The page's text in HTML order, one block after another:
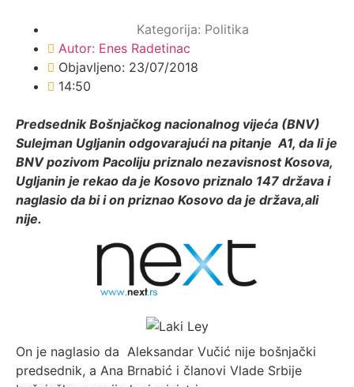
Kategorija: Politika
Autor: Enes Radetinac
Objavljeno: 23/07/2018
14:50
Predsednik Bošnjačkog nacionalnog vijeća (BNV)
Sulejman Ugljanin odgovarajući na pitanje A1, da li je
BNV pozivom Pacoliju priznalo nezavisnost Kosova,
Ugljanin je rekao da je Kosovo priznalo 147 država i
naglasio da bi i on priznao Kosovo da je država,ali
nije.
On je naglasio da Aleksandar Vučić nije bošnjački
predsednik, a Ana Brnabić i članovi Vlade Srbije